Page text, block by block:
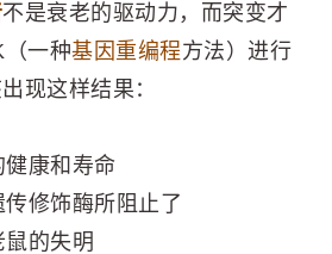
不是衰老的驱动力，而突变才
一种基因重编程方法）进行
现这样结果：
康和寿命
修饰酶所阻止了
的失明